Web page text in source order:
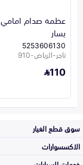
عظمة صدام امامي
يسار
5253606130
تاجر-الرياض-910
110
سوق قطع الغيار
الاكسسوارات